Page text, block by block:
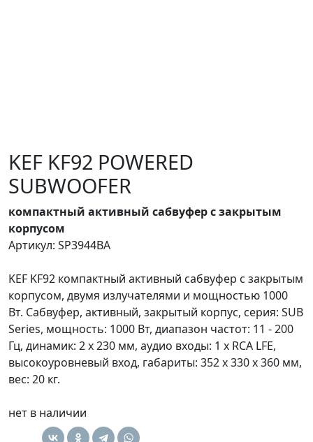
KEF KF92 POWERED
SUBWOOFER
компактный активный сабвуфер с закрытым
корпусом
Артикул: SP3944BA
KEF KF92 компактный активный сабвуфер с закрытым
корпусом, двумя излучателями и мощностью 1000
Вт. Сабвуфер, активный, закрытый корпус, серия: SUB
Series, мощность: 1000 Вт, диапазон частот: 11 - 200
Гц, динамик: 2 x 230 мм, аудио входы: 1 х RCA LFE,
высокоуровневый вход, габариты: 352 x 330 x 360 мм,
вес: 20 кг.
нет в наличии